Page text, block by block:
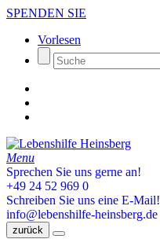
SPENDEN SIE
Vorlesen
Menu
Sprechen Sie uns gerne an!
+49 24 52 969 0
Schreiben Sie uns eine E-Mail!
info@lebenshilfe-heinsberg.de
zurück